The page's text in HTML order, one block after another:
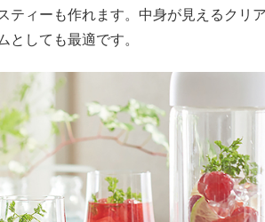
ティーも作れます。中身が見えるクリ
としても最適です。